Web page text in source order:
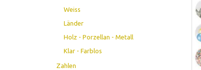
Weiss
Länder
Holz - Porzellan - Metall
Klar - Farblos
Zahlen